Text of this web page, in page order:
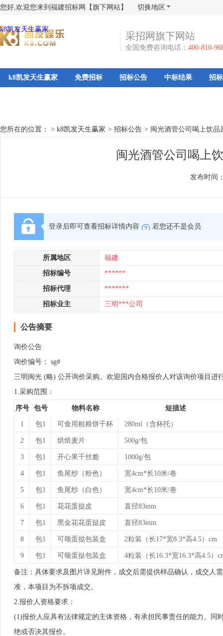
您好,欢迎您来到福建招标网【旗下网站】 切换地区
k8凯发天生赢家
采招网旗下网站
全国免费咨询电话： 400-810-
k8凯发天生赢家 免费招标 招标公告 中标结果 招
您所在的位置： > k8凯发天生赢家 > 招标公告 > 闽光酒管公司喝上饮品
闽光酒管公司喝上
发布时间
登录后即可查看招标详情内容 若您还不是会员
所属地区 福建
招标编号 ******
招标代理 *******
招标业主 三明***公司
公告摘要
询价公告
询价编号： sg#
三明闽光 (略) 公开询价采购。欢迎国内合格报价人对该询价项目进
1.采购范围：
序号 包号 物料名称 短描述
1 包1 可食用粗粮饼干杯 280ml（含杯托）
2 包1 烘焙麦片 500g/包
3 包1 开心果千丝脆 1000g/包
4 包1 鱼尾纱（粉色） 宽4cm*长10米/卷
5 包1 鱼尾纱（白色） 宽4cm*长10米/卷
6 包1 花花蛋挞皮 直径83mm
7 包1 黑金花花蛋挞皮 直径83mm
8 包1 可颂蛋挞包装盒 2粒装（长17*宽8.3*高4.5）cm
9 包1 可颂蛋挞包装盒 4粒装（长16.3*宽16.3*高4.5）
备注：具体要求及图片详见附件，成交后需提供样品确认，成交人
准，本项目为不拆项成交。
2.报价人资格要求：
(1)报价人应具有法律规定的主体资格，有承担民事责任的能力。
绝或否决其报价。